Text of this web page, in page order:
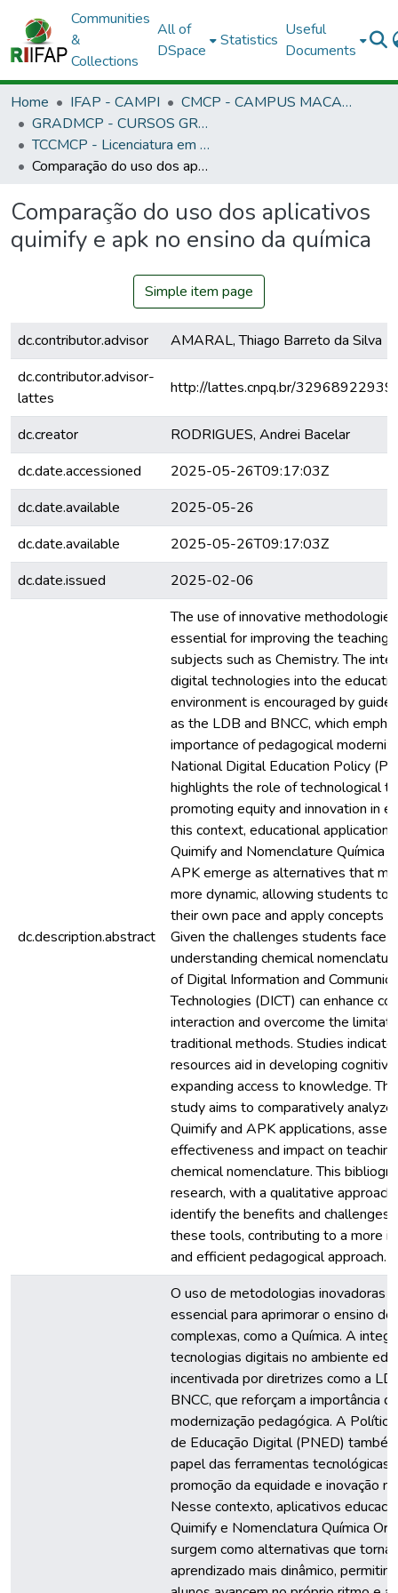
Communities
&
Collections
All of
DSpace
Statistics
Useful
Documents
Home IFAP - CAMPI
CMCP - CAMPUS MACAPÁ
GRADMCP - CURSOS GRADUAÇÃO - CAMPUS MACAPÁ
TCCMCP - Licenciatura em Química
Comparação do uso dos aplicativos quimify e apk no ensino da química
Comparação do uso dos aplicativos
quimify e apk no ensino da química
Simple item page
dc.contributor.advisor
AMARAL, Thiago Barreto da Silva
dc.contributor.advisor-
lattes
http://lattes.cnpq.br/
dc.creator
RODRIGUES, Andrei Bacelar
dc.date.accessioned
2025-05-26T09:17:03Z
dc.date.available
2025-05-26
dc.date.available
2025-05-26T09:17:03Z
dc.date.issued
2025-02-06
dc.description.abstract
The use of innovative
essential for improving the teaching
subjects such as Chemistry. The
digital technologies into the
environment is encouraged by
as the LDB and BNCC, which
importance of pedagogical
National Digital Education Policy
highlights the role of technological
promoting equity and innovation in
this context, educational
Quimify and Nomenclature Química
APK emerge as alternatives that
more dynamic, allowing students to
their own pace and apply concepts
Given the challenges students face
understanding chemical
of Digital Information and
Technologies (DICT) can enhance
interaction and overcome the
traditional methods. Studies
resources aid in developing
expanding access to knowledge.
study aims to comparatively analyze
Quimify and APK applications,
effectiveness and impact on
chemical nomenclature. This
research, with a qualitative
identify the benefits and challenges
these tools, contributing to a more
and efficient pedagogical approach.
O uso de metodologias inovadoras
essencial para aprimorar o ensino de
complexas, como a Química. A
tecnologias digitais no ambiente
incentivada por diretrizes como a
BNCC, que reforçam a importância da
modernização pedagógica. A
de Educação Digital (PNED)
papel das ferramentas tecnológicas
promoção da equidade e inovação
Nesse contexto, aplicativos
Quimify e Nomenclatura Química
surgem como alternativas que
aprendizado mais dinâmico,